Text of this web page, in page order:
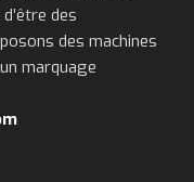
des
des machines
marquage